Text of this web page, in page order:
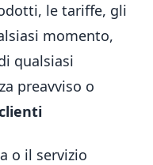
le tariffe, gli
momento,
qualsiasi
preavviso o
o il servizio